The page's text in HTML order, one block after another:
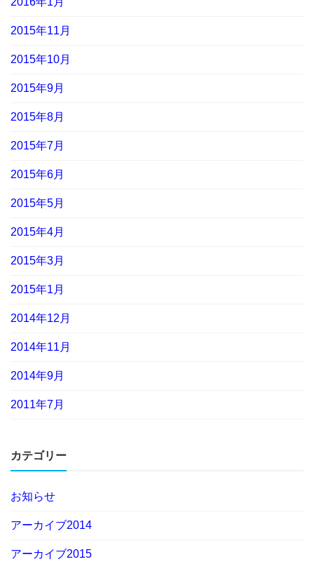
2015年11月
2015年10月
2015年9月
2015年8月
2015年7月
2015年6月
2015年5月
2015年4月
2015年3月
2015年1月
2014年12月
2014年11月
2014年9月
2011年7月
カテゴリー
お知らせ
アーカイブ2014
アーカイブ2015